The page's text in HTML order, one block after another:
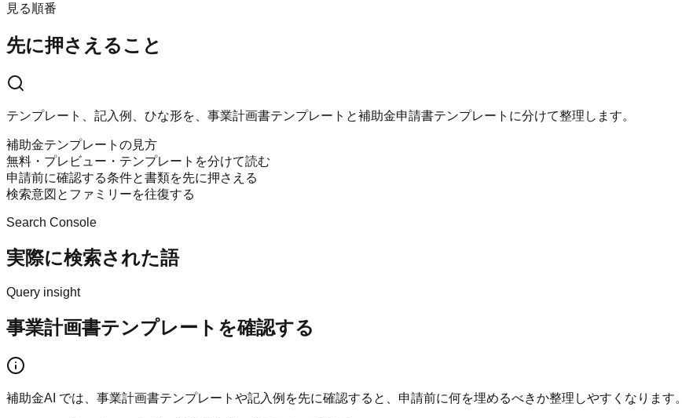
見る順番
先に押さえること
テンプレート、記入例、ひな形を、事業計画書テンプレートと補助金申請書テンプレートに分けて整理します。
補助金テンプレートの見方
無料・プレビュー・テンプレートを分けて読む
申請前に確認する条件と書類を先に押さえる
検索意図とファミリーを往復する
Search Console
実際に検索された語
Query insight
事業計画書テンプレートを確認する
補助金AI では、事業計画書テンプレートや記入例を先に確認すると、申請前に何を埋めるべきか整理しやすくなります。